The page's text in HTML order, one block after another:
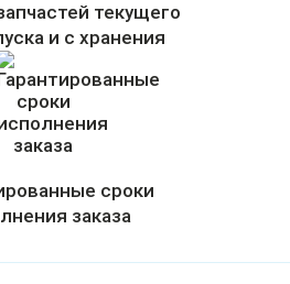
текущего
и с хранения
сроки
заказа